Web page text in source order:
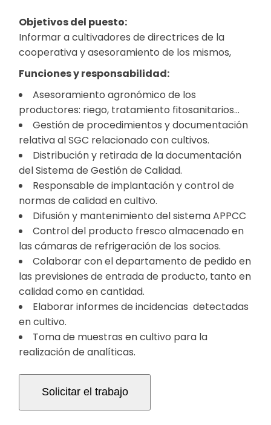
Objetivos del puesto:
Informar a cultivadores de directrices de la
cooperativa y asesoramiento de los mismos,
Funciones y responsabilidad:
Asesoramiento agronómico de los
productores: riego, tratamiento fitosanitarios…
Gestión de procedimientos y documentación
relativa al SGC relacionado con cultivos.
Distribución y retirada de la documentación
del Sistema de Gestión de Calidad.
Responsable de implantación y control de
normas de calidad en cultivo.
Difusión y mantenimiento del sistema APPCC
Control del producto fresco almacenado en
las cámaras de refrigeración de los socios.
Colaborar con el departamento de pedido en
las previsiones de entrada de producto, tanto en
calidad como en cantidad.
Elaborar informes de incidencias detectadas
en cultivo.
Toma de muestras en cultivo para la
realización de analíticas.